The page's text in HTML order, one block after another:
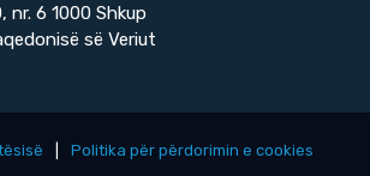
nr. 6 1000 Shkup
së Veriut
Politika për përdorimin e cookies